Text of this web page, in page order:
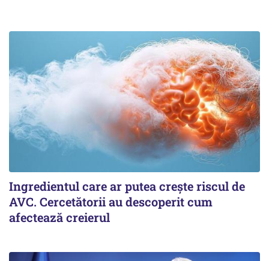
Ingredientul care ar putea crește riscul de
AVC. Cercetătorii au descoperit cum
afectează creierul